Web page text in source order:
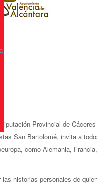
Provincial de
San Bartolomé, invita a
como Alemania,
historias personales de